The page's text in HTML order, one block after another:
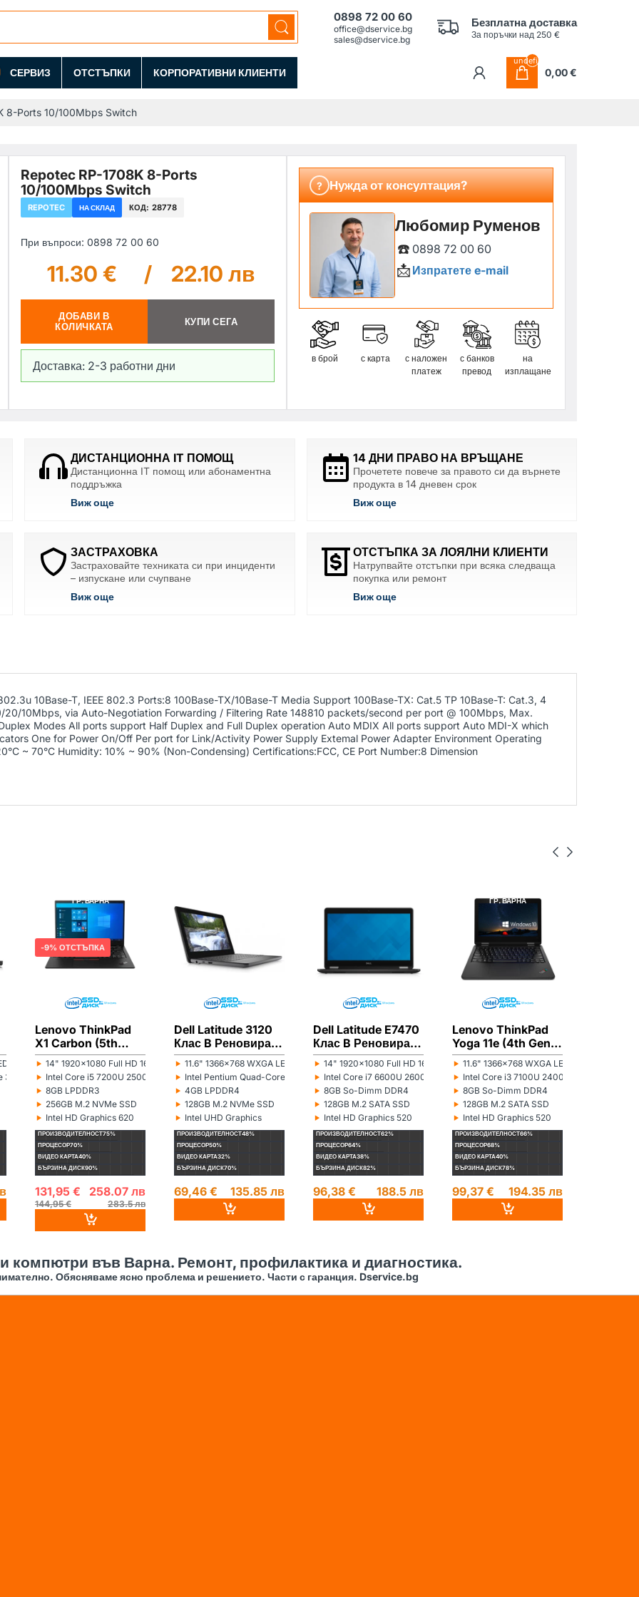
0898 72 00 60
office@dservice.bg
sales@dservice.bg
Безплатна доставка
За поръчки над 250 €
СЕРВИЗ ОТСТЪПКИ КОРПОРАТИВНИ КЛИЕНТИ
undefined
0,00 €
8-Ports 10/100Mbps Switch
Repotec RP-1708K 8-Ports
10/100Mbps Switch
REPOTEC НА СКЛАД КОД: 28778
При въпроси: 0898 72 00 60
11.30 € / 22.10 лв
ДОБАВИ В
КОЛИЧКАТА
КУПИ СЕГА
Доставка: 2-3 работни дни
? Нужда от консултация?
Любомир Руменов
☎️ 0898 72 00 60
📩 Изпратете e-mail
в брой с карта
с наложен
платеж
с банков
превод
на
изплащане
ДИСТАНЦИОННА IT ПОМОЩ
Дистанционна IT помощ или абонаментна
поддръжка
Виж още
14 ДНИ ПРАВО НА ВРЪЩАНЕ
Прочетете повече за правото си да върнете
продукта в 14 дневен срок
Виж още
ЗАСТРАХОВКА
Застраховайте техниката си при инциденти
– изпускане или счупване
Виж още
ОТСТЪПКА ЗА ЛОЯЛНИ КЛИЕНТИ
Натрупвайте отстъпки при всяка следваща
покупка или ремонт
Виж още
10Base-T, IEEE 802.3 Ports:8 100Base-TX/10Base-T Media Support 100Base-TX: Cat.5 TP 10Base-T: Cat.3, 4
20/10Mbps, via Auto-Negotiation Forwarding / Filtering Rate 148810 packets/second per port @ 100Mbps, Max.
Modes All ports support Half Duplex and Full Duplex operation Auto MDIX All ports support Auto MDI-X which
One for Power On/Off Per port for Link/Activity Power Supply Extemal Power Adapter Environment Operating
~ 70°C Humidity: 10% ~ 90% (Non-Condensing) Certifications:FCC, CE Port Number:8 Dimension
16:9
3855U 1600MHz 2MB
ГР. ВАРНА
9% ОТСТЪПКА
Lenovo ThinkPad
X1 Carbon (5th
Gen) Клас B
Реновиран лаптоп
‣
Монитор:
14" 1920x1080 Full HD 16:9
‣
Процесор:
Intel Core i5 7200U 2500MHz 3MB
‣
Рам памет:
8GB LPDDR3
‣
Хард диск:
256GB M.2 NVMe SSD
‣
Видеокарта:
Intel HD Graphics 620
ПРОИЗВОДИТЕЛНОСТ75%
ПРОЦЕСОР70%
ВИДЕО КАРТА40%
БЪРЗИНА ДИСК90%
131,95 € 258.07 лв
144,95 € 283.5 лв
Dell Latitude 3120
Клас B Реновиран
лаптоп
‣
Монитор:
11.6" 1366x768 WXGA LED 16:9
‣
Процесор:
Intel Pentium Quad-Core Silver N5100 1100MHz 4MB
‣
Рам памет:
4GB LPDDR4
‣
Хард диск:
128GB M.2 NVMe SSD
‣
Видеокарта:
Intel UHD Graphics
ПРОИЗВОДИТЕЛНОСТ48%
ПРОЦЕСОР50%
ВИДЕО КАРТА32%
БЪРЗИНА ДИСК70%
69,46 € 135.85 лв
Dell Latitude E7470
Клас B Реновиран
лаптоп
‣
Монитор:
14" 1920x1080 Full HD 16:9
‣
Процесор:
Intel Core i7 6600U 2600MHz 4MB
‣
Рам памет:
8GB So-Dimm DDR4
‣
Хард диск:
128GB M.2 SATA SSD
‣
Видеокарта:
Intel HD Graphics 520
ПРОИЗВОДИТЕЛНОСТ62%
ПРОЦЕСОР64%
ВИДЕО КАРТА38%
БЪРЗИНА ДИСК82%
96,38 € 188.5 лв
ГР. ВАРНА
Lenovo ThinkPad
Yoga 11e (4th Gen)
Клас А- Реновиран
лаптоп
‣
Монитор:
11.6" 1366x768 WXGA LED 16:9
‣
Процесор:
Intel Core i3 7100U 2400MHz 3MB
‣
Рам памет:
8GB So-Dimm DDR4
‣
Хард диск:
128GB M.2 SATA SSD
‣
Видеокарта:
Intel HD Graphics 520
ПРОИЗВОДИТЕЛНОСТ66%
ПРОЦЕСОР68%
ВИДЕО КАРТА40%
БЪРЗИНА ДИСК78%
99,37 € 194.35 лв
компютри във Варна. Ремонт, профилактика и диагностика.
Обясняваме ясно проблема и решението. Части с гаранция. Dservice.bg